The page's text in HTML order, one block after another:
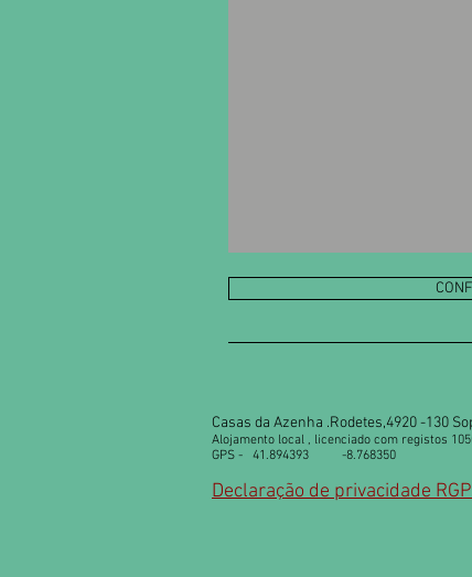
Casas da Azenha .Rodetes,4920 -130
Alojamento local , licenciado com registos
GPS - 41.894393 -8.768350
Declaração de privacidade